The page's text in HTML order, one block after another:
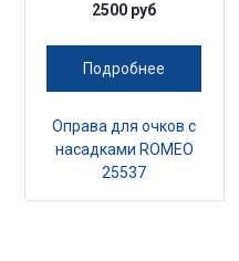
2500 руб
Подробнее
Оправа для очков с
насадками ROMEO
25537